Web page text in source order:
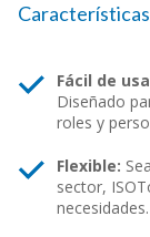
Características
Fácil de
Diseñado
roles y
Flexible:
sector,
necesidades.